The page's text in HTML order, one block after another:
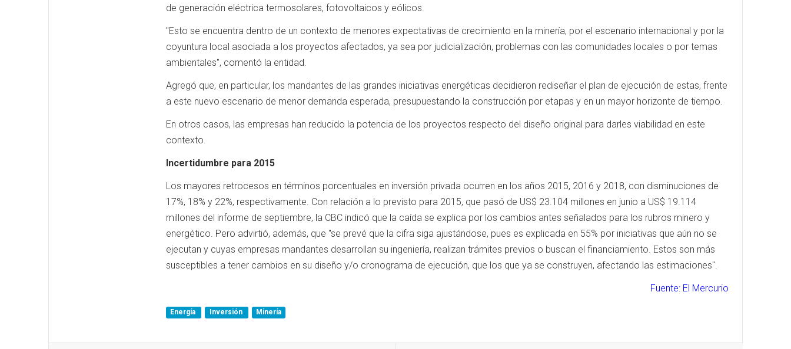
de generación eléctrica termosolares, fotovoltaicos y eólicos.
"Esto se encuentra dentro de un contexto de menores expectativas de crecimiento en la minería, por el escenario internacional y por la
coyuntura local asociada a los proyectos afectados, ya sea por judicialización, problemas con las comunidades locales o por temas
ambientales", comentó la entidad.
Agregó que, en particular, los mandantes de las grandes iniciativas energéticas decidieron rediseñar el plan de ejecución de estas, frente
a este nuevo escenario de menor demanda esperada, presupuestando la construcción por etapas y en un mayor horizonte de tiempo.
En otros casos, las empresas han reducido la potencia de los proyectos respecto del diseño original para darles viabilidad en este
contexto.
Incertidumbre para 2015
Los mayores retrocesos en términos porcentuales en inversión privada ocurren en los años 2015, 2016 y 2018, con disminuciones de
17%, 18% y 22%, respectivamente. Con relación a lo previsto para 2015, que pasó de US$ 23.104 millones en junio a US$ 19.114
millones del informe de septiembre, la CBC indicó que la caída se explica por los cambios antes señalados para los rubros minero y
energético. Pero advirtió, además, que "se prevé que la cifra siga ajustándose, pues es explicada en 55% por iniciativas que aún no se
ejecutan y cuyas empresas mandantes desarrollan su ingeniería, realizan trámites previos o buscan el financiamiento. Estos son más
susceptibles a tener cambios en su diseño y/o cronograma de ejecución, que los que ya se construyen, afectando las estimaciones".
Fuente: El Mercurio
Energía Inversión Minería